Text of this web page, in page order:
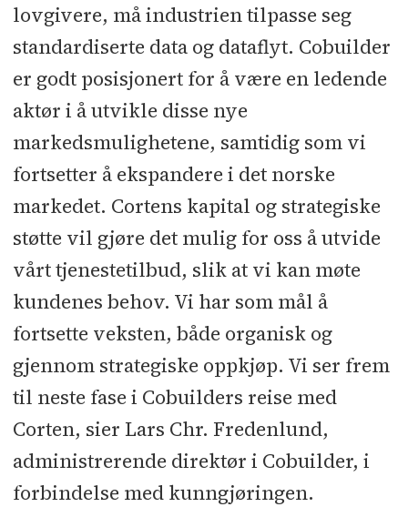
lovgivere, må industrien tilpasse seg
standardiserte data og dataflyt. Cobuilder
er godt posisjonert for å være en ledende
aktør i å utvikle disse nye
markedsmulighetene, samtidig som vi
fortsetter å ekspandere i det norske
markedet. Cortens kapital og strategiske
støtte vil gjøre det mulig for oss å utvide
vårt tjenestetilbud, slik at vi kan møte
kundenes behov. Vi har som mål å
fortsette veksten, både organisk og
gjennom strategiske oppkjøp. Vi ser frem
til neste fase i Cobuilders reise med
Corten, sier Lars Chr. Fredenlund,
administrerende direktør i Cobuilder, i
forbindelse med kunngjøringen.